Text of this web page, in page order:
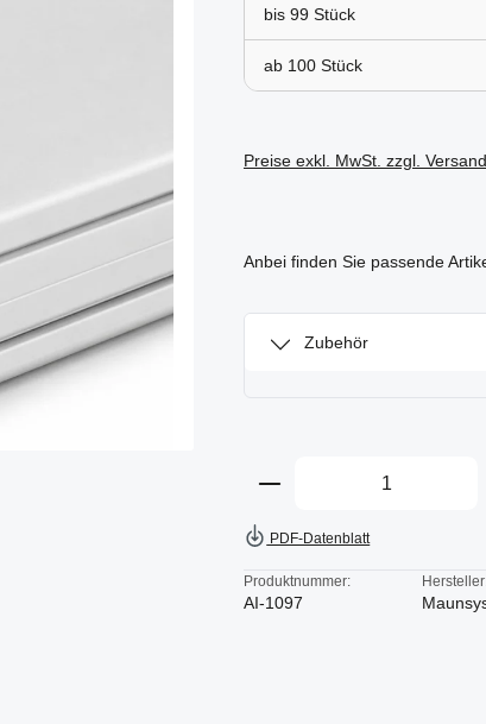
bis 99
ab 100
Preise exkl. MwSt. zzgl.
Anbei finden Sie passende
Zubehör
Produkt Anzahl:
PDF-Datenblatt
Produktnummer:
AI-1097